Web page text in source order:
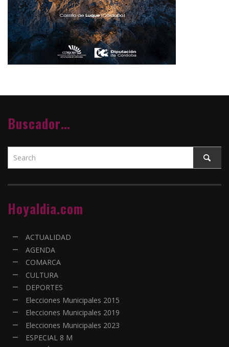
Buscador…
Hoyaldia.com
ACTUALIDAD
AGENDA
COMARCA
CULTURA
DEPORTES
Elecciones Municipales 2015
Elecciones Municipales 2019
Elecciones Municipales 2023
ESPECIAL 8 M